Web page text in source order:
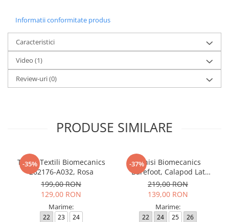
Informatii conformitate produs
Caracteristici
Video (1)
Review-uri(0)
PRODUSE SIMILARE
-35%
Tenisi Textili Biomecanics
262176-A032, Rosa
199,00 RON
129,00 RON
Marime:
22 23 24
-37%
Tenisi Biomecanics
Barefoot, Calapod Lat
262190-E032 Rosa
219,00 RON
139,00 RON
Marime:
22 24 25 26